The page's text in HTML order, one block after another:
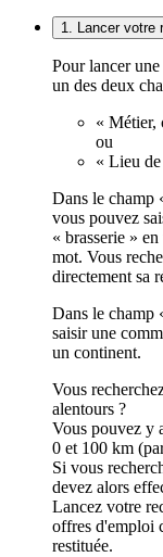
1. Lancer votre
Pour lancer
un des deux
« Métier,
ou
« Lieu
Dans le champ
vous pouvez
« brasserie »
mot. Vous
directement sa
Dans le champ
saisir une
un continent.
Vous
alentours ?
Vous pouvez y
0 et 100 km
Si vous
devez alors
Lancez votre
offres d'emploi
restituée.